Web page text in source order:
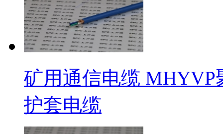
矿用通信电缆
护套电缆